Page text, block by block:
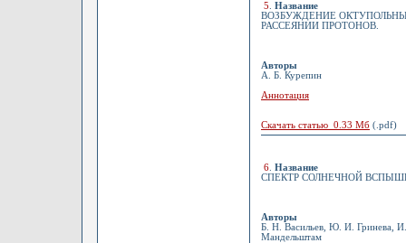
5
Название
ВОЗБУЖДЕНИЕ
РАССЕЯНИИ ПРОТОНОВ.
Авторы
А. Б. Курепин
Аннотация
Скачать статью 0.33 Мб (.pdf)
6 Название
СПЕКТР СОЛНЕЧНОЙ
Авторы
Б. Н. Васильев, Ю. И. Гринева,
Мандельштам